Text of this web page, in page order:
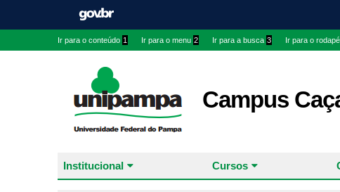
Ir para o conteúdo 1 Ir para o menu 2 Ir para a busca 3 Ir para o rodapé
Campus
Institucional Cursos